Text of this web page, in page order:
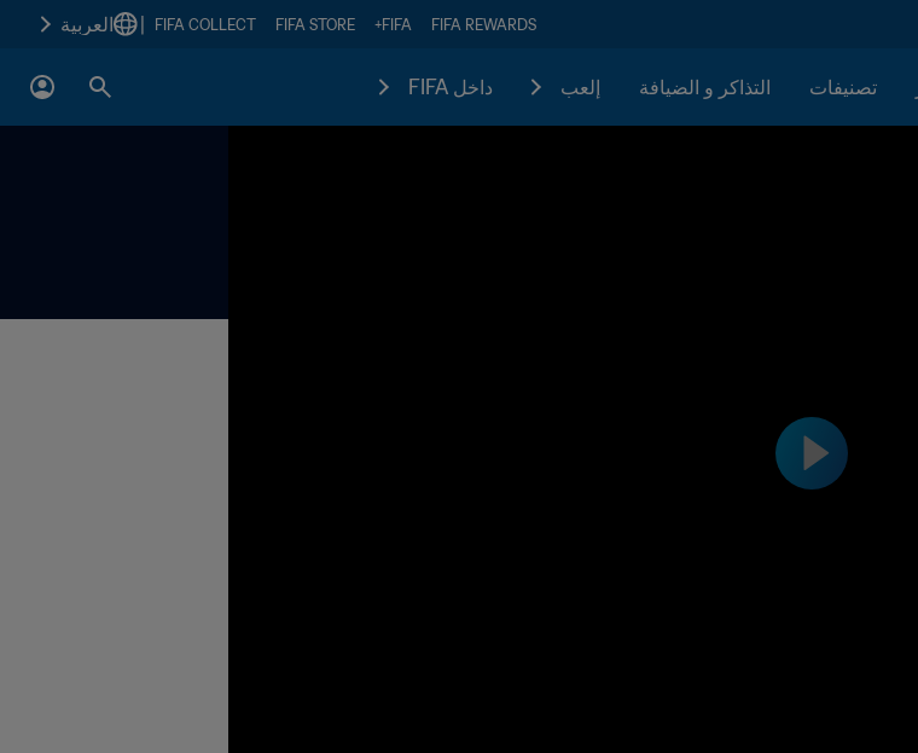
FIFA REWARDS
FIFA+
FIFA STORE
FIFA COLLECT العربية
تصنيفات التذاكر و الضيافة إلعب داخل FIFA